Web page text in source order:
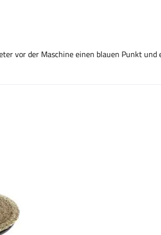
vor der Maschine einen blauen Punkt und